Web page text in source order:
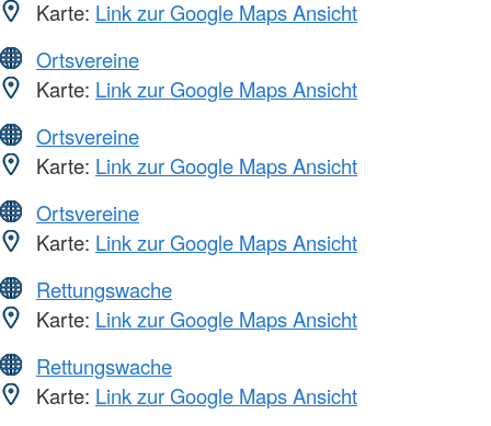
Karte: Link zur Google Maps Ansicht
Ortsvereine
Karte: Link zur Google Maps Ansicht
Ortsvereine
Karte: Link zur Google Maps Ansicht
Ortsvereine
Karte: Link zur Google Maps Ansicht
Rettungswache
Karte: Link zur Google Maps Ansicht
Rettungswache
Karte: Link zur Google Maps Ansicht